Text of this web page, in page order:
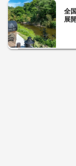
全
展開